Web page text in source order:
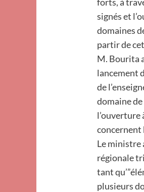
signés et
domaines
partir de
M. Bourita
lancement
de
domaine
l’ouverture
concernent
Le ministre
régionale
tant
plusieurs